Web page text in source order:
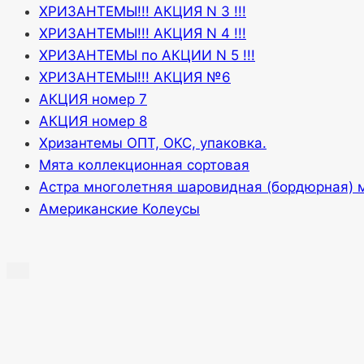
ХРИЗАНТЕМЫ!!! АКЦИЯ N 3 !!!
ХРИЗАНТЕМЫ!!! АКЦИЯ N 4 !!!
ХРИЗАНТЕМЫ по АКЦИИ N 5 !!!
ХРИЗАНТЕМЫ!!! АКЦИЯ №6
АКЦИЯ номер 7
АКЦИЯ номер 8
Хризантемы ОПТ, ОКС, упаковка.
Мята коллекционная сортовая
Астра многолетняя шаровидная (бордюрная)
Американские Колеусы